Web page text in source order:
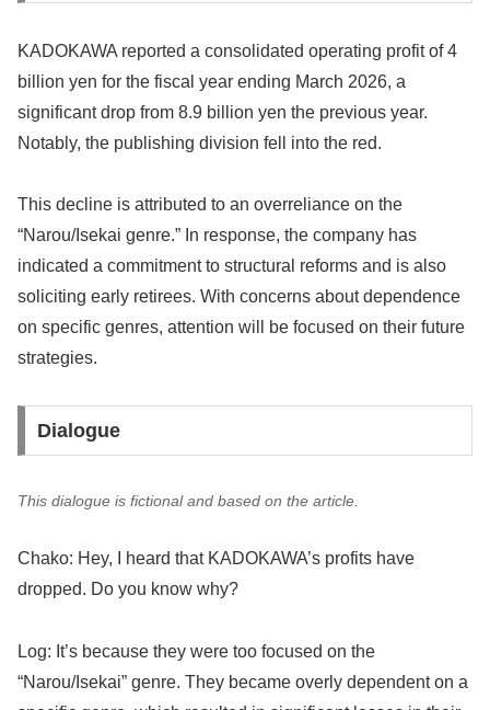
KADOKAWA reported a consolidated operating profit of 4
billion yen for the fiscal year ending March 2026, a
significant drop from 8.9 billion yen the previous year.
Notably, the publishing division fell into the red.
This decline is attributed to an overreliance on the
“Narou/Isekai genre.” In response, the company has
indicated a commitment to structural reforms and is also
soliciting early retirees. With concerns about dependence
on specific genres, attention will be focused on their future
strategies.
Dialogue
This dialogue is fictional and based on the article.
Chako: Hey, I heard that KADOKAWA’s profits have
dropped. Do you know why?
Log: It’s because they were too focused on the
“Narou/Isekai” genre. They became overly dependent on a